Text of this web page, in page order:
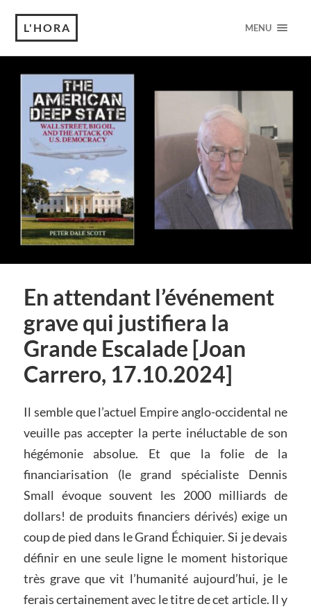
L'HORA MENU
En attendant l’événement
grave qui justifiera la
Grande Escalade [Joan
Carrero, 17.10.2024]
Il semble que l’actuel Empire anglo-occidental ne
veuille pas accepter la perte inéluctable de son
hégémonie absolue. Et que la folie de la
financiarisation (le grand spécialiste Dennis
Small évoque souvent les 2000 milliards de
dollars! de produits financiers dérivés) exige un
coup de pied dans le Grand Échiquier. Si je devais
définir en une seule ligne le moment historique
très grave que vit l’humanité aujourd’hui, je le
ferais certainement avec le titre de cet article. Il y